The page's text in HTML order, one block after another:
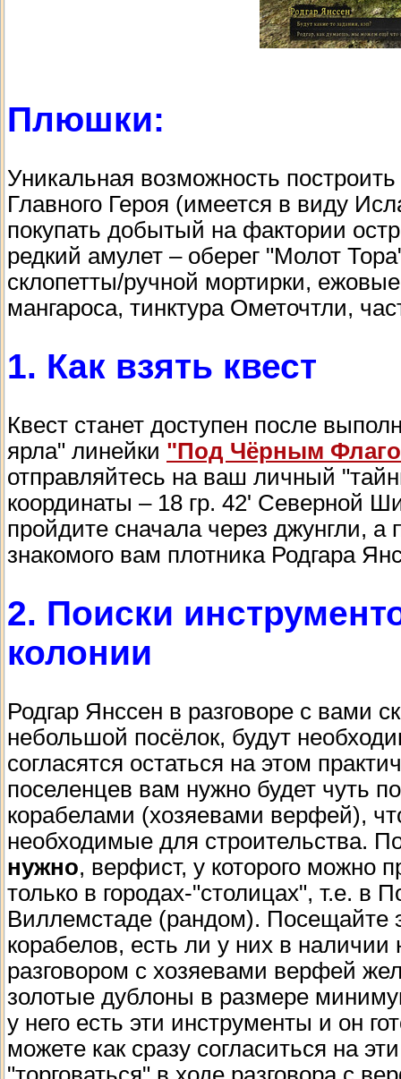
Плюшки:
Уникальная возможность
Главного Героя (имеется в виду
покупать добытый на фактории
редкий амулет – оберег "Молот
склопетты/ручной мортирки,
мангароса, тинктура Ометочтли,
1. Как взять квест
Квест станет доступен после
ярла" линейки "Под Чёрным
отправляйтесь на ваш личный
координаты – 18 гр. 42' Северной
пройдите сначала через джунгли, а
знакомого вам плотника Родгара
2. Поиски
колонии
Родгар Янссен в разговоре с вами
небольшой посёлок, будут
согласятся остаться на этом
поселенцев вам нужно будет чуть
корабелами (хозяевами верфей),
необходимые для строительства.
нужно, верфист, у которого можно
только в городах-"столицах", т.е. в
Виллемстаде (рандом). Посещайте
корабелов, есть ли у них в
разговором с хозяевами верфей
золотые дублоны в размере
у него есть эти инструменты и он
можете как сразу согласиться на